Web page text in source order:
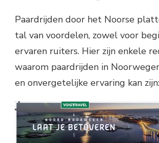
Paardrijden door het Noorse
tal van voordelen, zowel voor
ervaren ruiters. Hier zijn enkele
waarom paardrijden in
en onvergetelijke ervaring kan zijn: